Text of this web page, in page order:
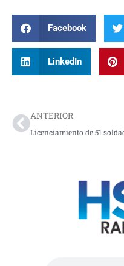
Facebook
LinkedIn
ANTERIOR